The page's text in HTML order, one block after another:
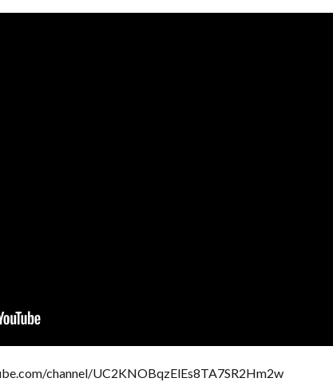
channel/UC2KNOBqzElEs8TA7SR2Hm2w